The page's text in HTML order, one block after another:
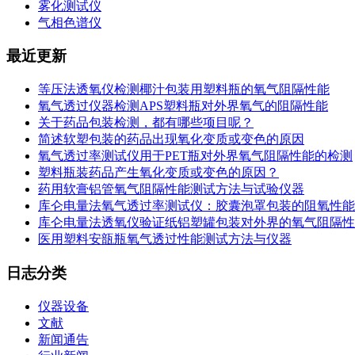
雾化测试仪
气相色谱仪
最近更新
等压法透氧仪检测椰汁包装用塑料瓶的氧气阻隔性能
氧气透过仪器检测APS塑料瓶对外界氧气的阻隔性能
关于药品包装检测，都有哪些项目呢？
简述软塑包装的药品出现氧化变质或变色的原因
氧气透过率测试仪用于PET瓶对外界氧气阻隔性能的检测
塑料瓶装药品产生氧化变质或变色的原因？
药用软膏铝管氧气阻隔性能测试方法与试验仪器
库仑电量法氧气透过率测试仪：胶囊泡罩包装的阻氧性
库仑电量法透氧仪验证纸铝塑罐包装对外界的氧气阻隔
医用塑料安瓿瓶氧气透过性能测试方法与仪器
日志分类
仪器设备
文献
新闻通告